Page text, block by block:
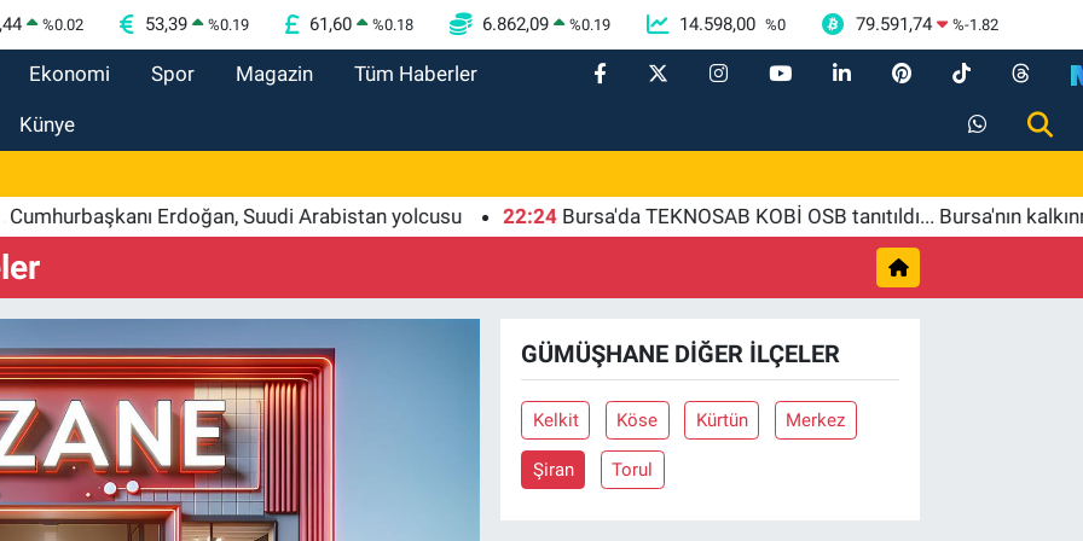
%0.02 53,39 %0.19 61,60 %0.18 6.862,09 %0.19 14.598,00 %0 79.591,74 %-1.82
Ekonomi Spor Magazin Tüm Haberler
Künye
Erdoğan, Suudi Arabistan yolcusu 22:24 Bursa'da TEKNOSAB KOBİ OSB tanıtıldı... Bursa'nın
GÜMÜŞHANE DIĞER İLÇELER
Kelkit Köse Kürtün Merkez
Şiran Torul